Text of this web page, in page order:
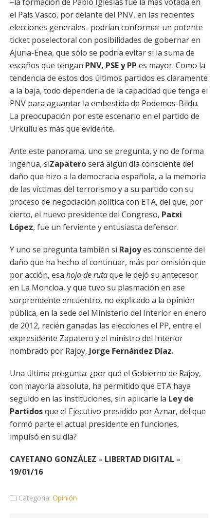
el País Vasco, por delante del PNV, en las recientes
elecciones generales- podrían conformar un potente
ticket poselectoral con posibilidades de gobernar en
Ajuria-Enea, que sólo se podría evitar si la suma de
escaños que tengan PNV, PSE y PP es mayor. Como la
tendencia de estos dos últimos partidos es claramente
a la baja, todo dependería de la capacidad que tenga el
PNV para aguantar la embestida de Podemos-Bildu.
La preocupación por este escenario en el partido de
Urkullu es más que evidente.
Ante este panorama, uno se pregunta, y no de forma
ingenua, siZapateroserá algún día consciente del
daño que hizo a la democracia española, a la memoria
de las víctimas del terrorismo y a su partido con su
proceso de negociación política con ETA, del que, por
cierto, el nuevo presidente del Congreso, Patxi
López, fue un ferviente y entusiasta defensor.
Y uno se pregunta también si Rajoyes consciente del
daño que ha hecho al continuar, más por omisión que
por acción, esa hoja de rutaque le dejó su antecesor
en La Moncloa, y que tuvo su plasmación en ese
sorprendente encuentro, no explicado a la opinión
pública, en la sede del Ministerio del Interior en enero
de 2012, recién ganadas las elecciones el PP, entre el
expresidente Zapatero y el ministro del Interior
nombrado por Rajoy, Jorge Fernández Díaz.
Una última pregunta: ¿por qué el Gobierno de Rajoy,
con mayoría absoluta, ha permitido que ETA haya
seguido en las instituciones, sin aplicarle la Ley de
Partidosque el Ejecutivo presidido por Aznar, del que
formó parte el actual presidente en funciones,
impulsó en su día?
CAYETANO GONZÁLEZ – LIBERTAD DIGITAL –
19/01/16
Categoría: Opinión